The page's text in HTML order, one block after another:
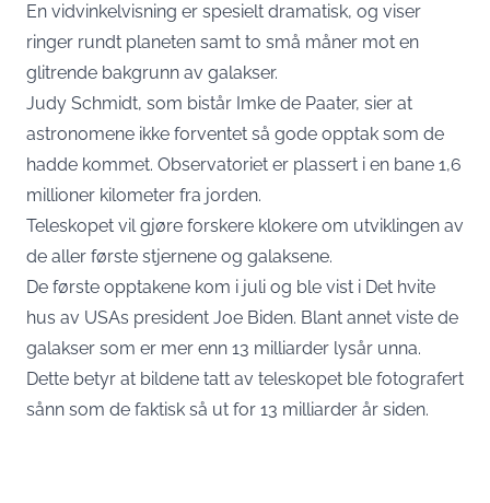
En vidvinkelvisning er spesielt dramatisk, og viser
ringer rundt planeten samt to små måner mot en
glitrende bakgrunn av galakser.
Judy Schmidt, som bistår Imke de Paater, sier at
astronomene ikke forventet så gode opptak som de
hadde kommet. Observatoriet er plassert i en bane 1,6
millioner kilometer fra jorden.
Teleskopet vil gjøre forskere klokere om utviklingen av
de aller første stjernene og galaksene.
De første opptakene kom i juli og ble vist i Det hvite
hus av USAs president Joe Biden. Blant annet viste de
galakser som er mer enn 13 milliarder lysår unna.
Dette betyr at bildene tatt av teleskopet ble fotografert
sånn som de faktisk så ut for 13 milliarder år siden.